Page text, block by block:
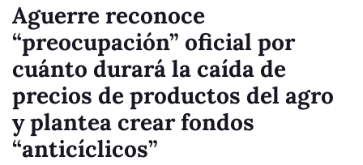
Aguerre reconoce
“preocupación” oficial por
cuánto durará la caída de
precios de productos del agro
y plantea crear fondos
“anticíclicos”